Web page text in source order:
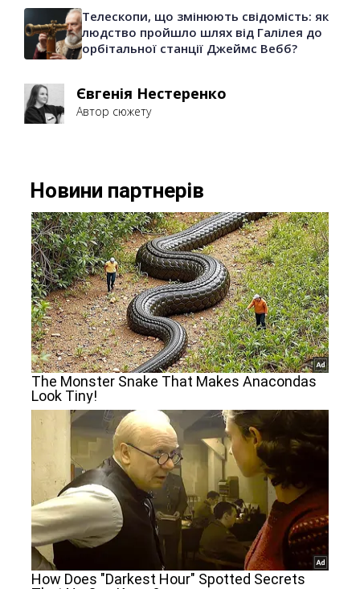
Телескопи, що змінюють свідомість: як
людство пройшло шлях від Галілея до
орбітальної станції Джеймс Вебб?
Євгенія Нестеренко
Автор сюжету